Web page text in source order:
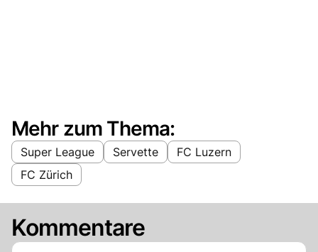
Mehr zum Thema:
Super League Servette
FC Luzern
FC Zürich
Kommentare